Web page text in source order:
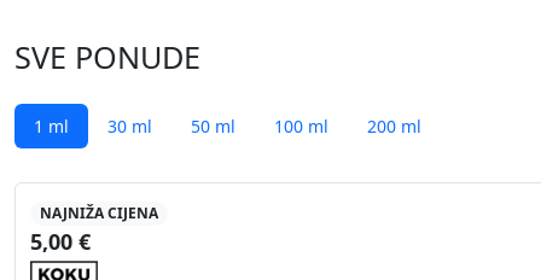
SVE PONUDE
1 ml 30 ml 50 ml 100 ml 200 ml
NAJNIŽA CIJENA
5,00 €